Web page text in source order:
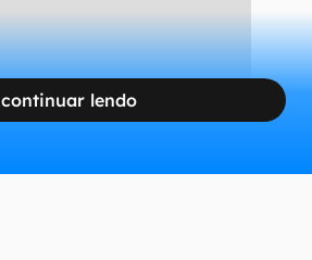
continuar lendo